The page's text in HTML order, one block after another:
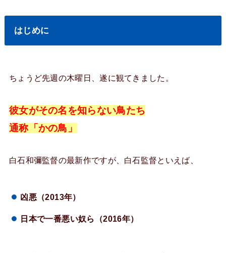
はじめに
ちょうど先週の木曜日、遂に観てきました。
彼女がその名を知らない鳥たち
通称「かの鳥」
白石和彌監督の最新作ですが、白石監督といえば、
凶悪（2013年）
日本で一番悪い奴ら（2016年）